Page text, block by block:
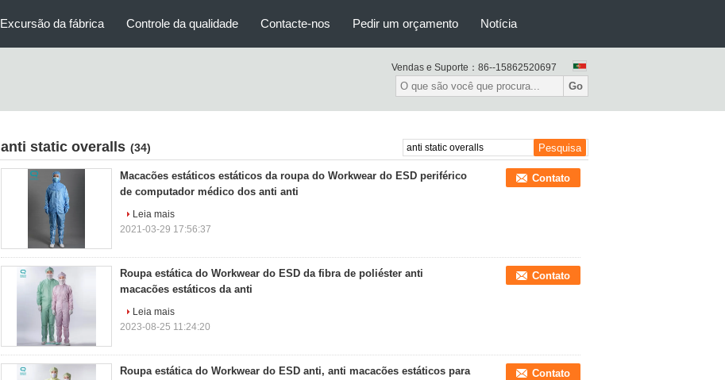
Excursão da fábrica Controle da qualidade Contacte-nos Pedir um orçamento Notícia
Vendas e Suporte： 86--15862520697
Go
anti static overalls (34)
Macacões estáticos estáticos da roupa do Workwear do ESD periférico
de computador médico dos anti anti
Contato
Leia mais
2021-03-29 17:56:37
Roupa estática do Workwear do ESD da fibra de poliéster anti
macacões estáticos da anti
Contato
Leia mais
2023-08-25 11:24:20
Roupa estática do Workwear do ESD anti, anti macacões estáticos para
Contato